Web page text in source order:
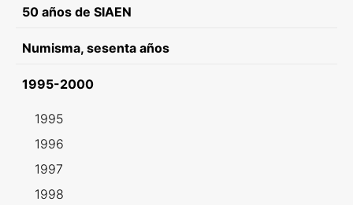
50 años de SIAEN
Numisma, sesenta años
1995-2000
1995
1996
1997
1998